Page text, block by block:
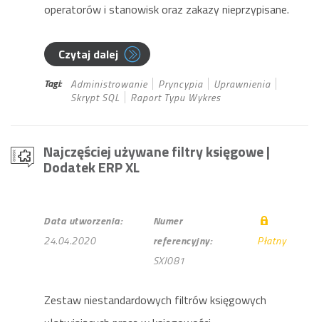
operatorów i stanowisk oraz zakazy nieprzypisane.
Czytaj dalej
Tagi: Administrowanie Pryncypia
Uprawnienia
Skrypt SQL
Raport Typu Wykres
Najczęściej używane filtry księgowe|
Dodatek ERP XL
Data utworzenia:
24.04.2020
Numer
referencyjny:
SXJ081
Płatny
Zestaw niestandardowych filtrów księgowych